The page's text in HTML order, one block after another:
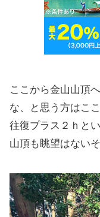
ここから金山山頂
な、と思う方はこ
往復プラス２ｈと
山頂も眺望はないそ